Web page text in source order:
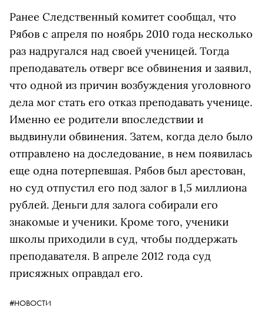
Ранее Следственный комитет сообщал, что
Рябов с апреля по ноябрь 2010 года несколько
раз надругался над своей ученицей. Тогда
преподаватель отверг все обвинения и заявил,
что одной из причин возбуждения уголовного
дела мог стать его отказ преподавать ученице.
Именно ее родители впоследствии и
выдвинули обвинения. Затем, когда дело было
отправлено на доследование, в нем появилась
еще одна потерпевшая. Рябов был арестован,
но суд отпустил его под залог в 1,5 миллиона
рублей. Деньги для залога собирали его
знакомые и ученики. Кроме того, ученики
школы приходили в суд, чтобы поддержать
преподавателя. В апреле 2012 года суд
присяжных оправдал его.
#НОВОСТИ